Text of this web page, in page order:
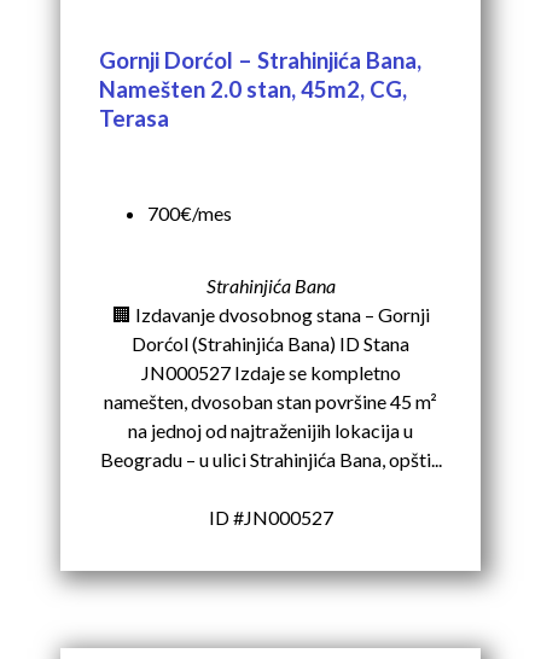
Gornji Dorćol – Strahinjića Bana,
Namešten 2.0 stan, 45m2, CG,
Terasa
700€/mes
Strahinjića Bana
🏢 Izdavanje dvosobnog stana – Gornji
Dorćol (Strahinjića Bana) ID Stana
JN000527 Izdaje se kompletno
namešten, dvosoban stan površine 45 m²
na jednoj od najtraženijih lokacija u
Beogradu – u ulici Strahinjića Bana, opšti...
ID #JN000527